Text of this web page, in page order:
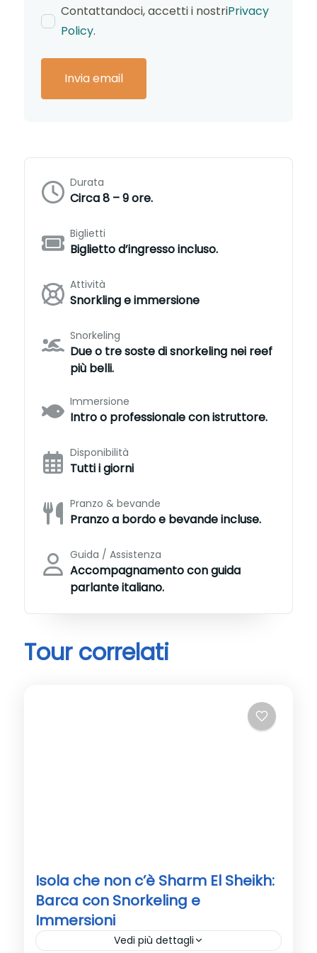
Contattandoci, accetti i nostriPrivacy
Policy.
Durata
Circa 8 – 9 ore.
Biglietti
Biglietto d’ingresso incluso.
Attività
Snorkling e immersione
Snorkeling
Due o tre soste di snorkeling nei reef
più belli.
Immersione
Intro o professionale con istruttore.
Disponibilità
Tutti i giorni
Pranzo & bevande
Pranzo a bordo e bevande incluse.
Guida / Assistenza
Accompagnamento con guida
parlante italiano.
Tour correlati
Isola che non c’è Sharm El Sheikh:
Barca con Snorkeling e
Immersioni
Vedi più dettagli